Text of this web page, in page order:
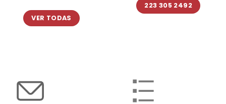
VER TODAS
223 305 2492